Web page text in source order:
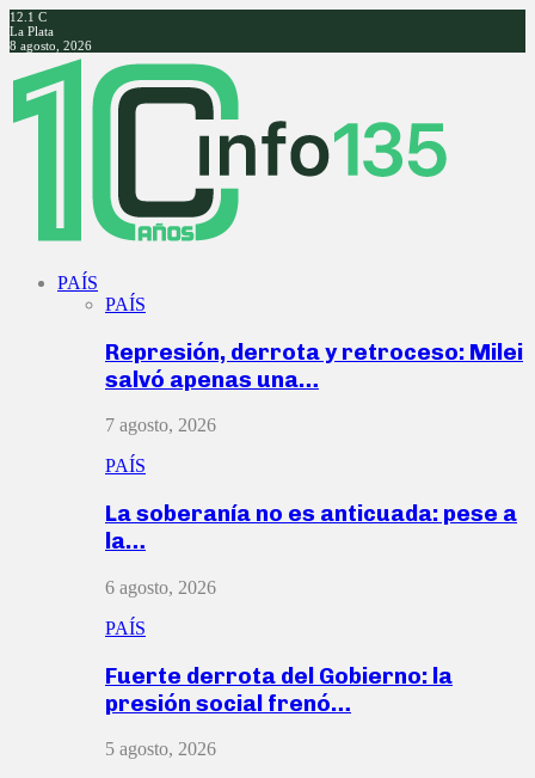
12.1 C
La Plata
8 agosto, 2026
Facebook
Twitter
Instagram
Youtube
PAÍS
PAÍS
Represión, derrota y retroceso: Milei
salvó apenas una…
7 agosto, 2026
PAÍS
La soberanía no es anticuada: pese a
la…
6 agosto, 2026
PAÍS
Fuerte derrota del Gobierno: la
presión social frenó…
5 agosto, 2026